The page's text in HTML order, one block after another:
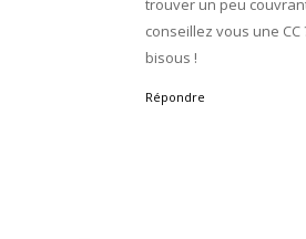
trouver un peu
conseillez vous une CC
bisous !
Répondre